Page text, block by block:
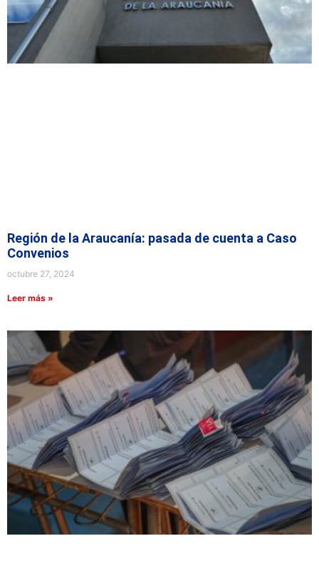
Región de la Araucanía: pasada de cuenta a Caso
Convenios
octubre 27, 2024
Leer más »